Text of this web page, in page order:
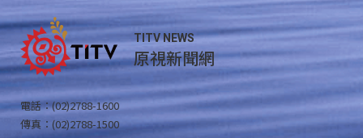
TITV NEWS
原視新聞網
電話：(02)2788-1600
傳真：(02)2788-1500